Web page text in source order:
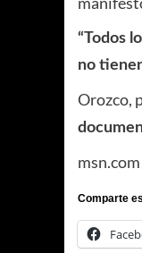
“Todos
no
Orozco,
msn.com
Comparte